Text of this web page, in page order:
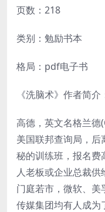
页数：218
类别：勉励书本
格局：pdf电子书
《洗脑术》作者简介
高德，英文名格兰
美国联邦查询局，后
秘的训练班，报名
人老板或企业总裁
门庭若市，微软、美
传媒集团均有人成为